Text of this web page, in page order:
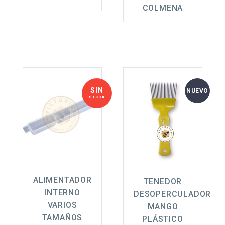
COLMENA
SIN
STOCK
ALIMENTADOR
INTERNO
VARIOS
TAMAÑOS
NUEVO
TENEDOR
DESOPERCULADOR
MANGO
PLÁSTICO